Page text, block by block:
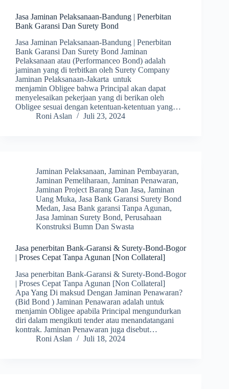
Jasa Jaminan Pelaksanaan-Bandung | Penerbitan
Bank Garansi Dan Surety Bond
Jasa Jaminan Pelaksanaan-Bandung | Penerbitan
Bank Garansi Dan Surety Bond Jaminan
Pelaksanaan atau (Performanceo Bond) adalah
jaminan yang di terbitkan oleh Surety Company
Jaminan Pelaksanaan-Jakarta untuk
menjamin Obligee bahwa Principal akan dapat
menyelesaikan pekerjaan yang di berikan oleh
Obligee sesuai dengan ketentuan-ketentuan yang…
Roni Aslan
Juli 23, 2024
Jaminan Pelaksanaan, Jaminan Pembayaran,
Jaminan Pemeliharaan, Jaminan Penawaran,
Jaminan Project Barang Dan Jasa, Jaminan
Uang Muka, Jasa Bank Garansi Surety Bond
Medan, Jasa Bank garansi Tanpa Agunan,
Jasa Jaminan Surety Bond, Perusahaan
Konstruksi Bumn Dan Swasta
Jasa penerbitan Bank-Garansi & Surety-Bond-Bogor
| Proses Cepat Tanpa Agunan [Non Collateral]
Jasa penerbitan Bank-Garansi & Surety-Bond-Bogor
| Proses Cepat Tanpa Agunan [Non Collateral]
Apa Yang Di maksud Dengan Jaminan Penawaran?
(Bid Bond ) Jaminan Penawaran adalah untuk
menjamin Obligee apabila Principal mengundurkan
diri dalam mengikuti tender atau menandatangani
kontrak. Jaminan Penawaran juga disebut…
Roni Aslan
Juli 18, 2024